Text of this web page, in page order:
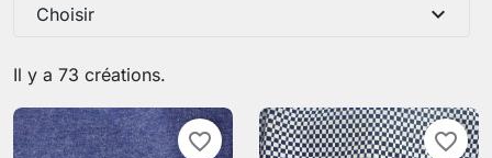
Il y a 73 créations.
Choisir expand_more
favorite_border favorite_border